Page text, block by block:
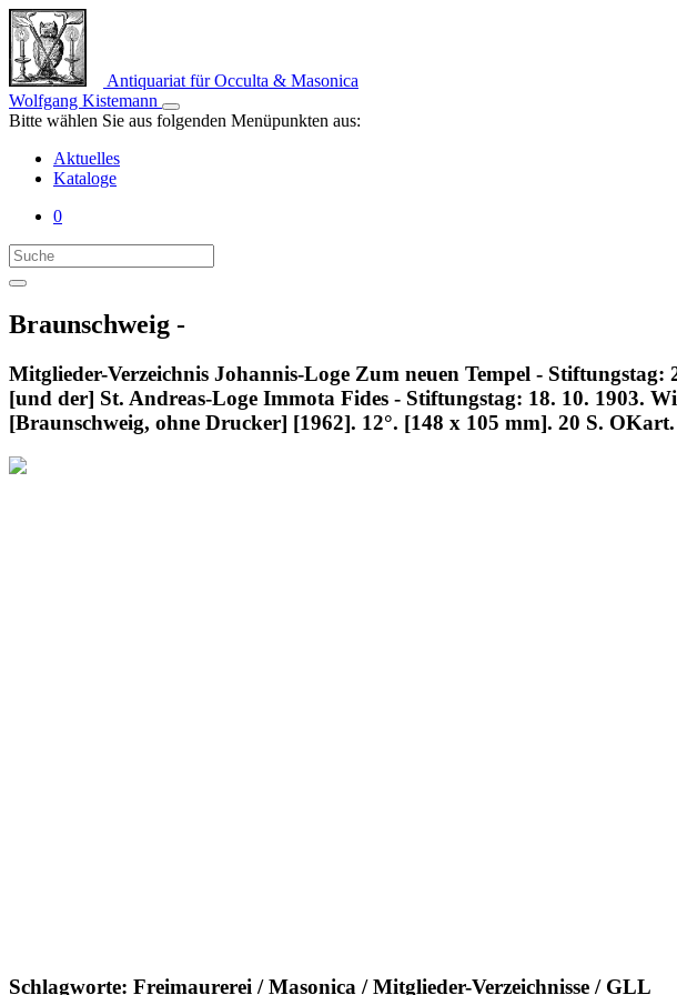
Antiquariat für Occulta & Masonica
Wolfgang Kistemann
Bitte wählen Sie aus folgenden Menüpunkten aus:
Aktuelles
Kataloge
0
Braunschweig -
Mitglieder-Verzeichnis Johannis-Loge Zum neuen Tempel -
[und der] St. Andreas-Loge Immota Fides - Stiftungstag: 18. 10. 1903.
[Braunschweig, ohne Drucker] [1962]. 12°. [148 x 105 mm]. 20 S. OKart.
Schlagworte: Freimaurerei / Masonica / Mitglieder-Verzeichnisse / GLL